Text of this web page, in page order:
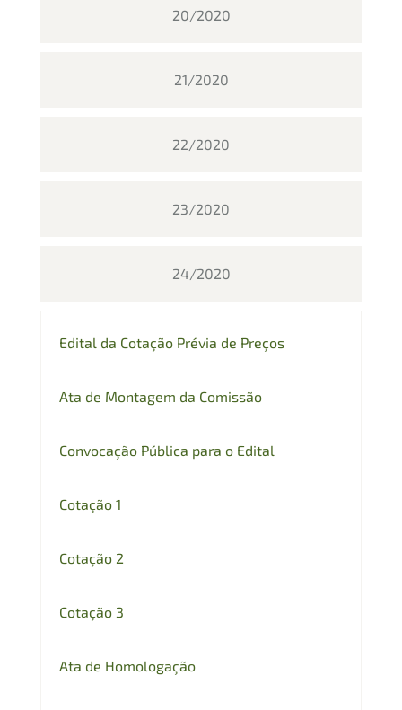
20/2020
21/2020
22/2020
23/2020
24/2020
Edital da Cotação Prévia de Preços
Ata de Montagem da Comissão
Convocação Pública para o Edital
Cotação 1
Cotação 2
Cotação 3
Ata de Homologação